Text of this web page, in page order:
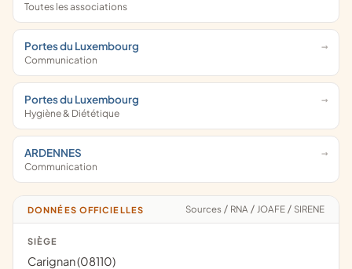
Toutes les associations
Portes du Luxembourg
Communication
Portes du Luxembourg
Hygiène & Diététique
ARDENNES
Communication
DONNÉES OFFICIELLES Sources / RNA / JOAFE / SIRENE
SIÈGE
Carignan (08110)